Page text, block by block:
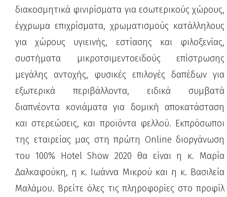
διακοσμητικά φινιρίσματα για εσωτερικούς χώρους,
έγχρωμα επιχρίσματα, χρωματισμούς κατάλληλους
για χώρους υγιεινής, εστίασης και φιλοξενίας,
συστήματα μικροτσιμεντοειδούς επίστρωσης
μεγάλης αντοχής, φυσικές επιλογές δαπέδων για
εξωτερικά περιβάλλοντα, ειδικά συμβατά
διαπνέοντα κονιάματα για δομική αποκατάσταση
και στερεώσεις, και προϊόντα φελλού. Εκπρόσωποι
της εταιρείας μας στη πρώτη Online διοργάνωση
του 100% Hotel Show 2020 θα είναι η κ. Μαρία
Δαλκαφούκη, η κ. Ιωάννα Μικρού και η κ. Βασιλεία
Μαλάμου. Βρείτε όλες τις πληροφορίες στο προφίλ